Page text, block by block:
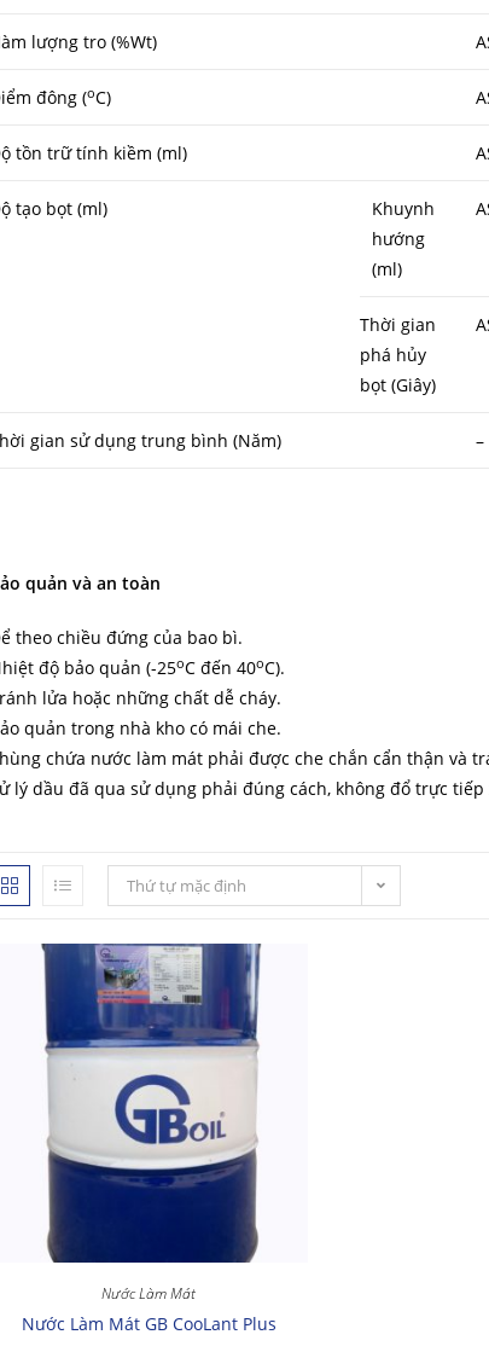
lượng tro (%Wt)
đông (oC)
tồn trữ tính kiềm (ml)
tạo bọt (ml)
Khuynh
hướng
(ml)
Thời gian
phá hủy
bọt (Giây)
gian sử dụng trung bình (Năm) –
quản và an toàn
theo chiều đứng của bao bì.
độ bảo quản (-25oC đến 40oC).
lửa hoặc những chất dễ cháy.
quản trong nhà kho có mái che.
chứa nước làm mát phải được che chắn cẩn thận và
lý dầu đã qua sử dụng phải đúng cách, không đổ trực
Thứ tự mặc định
Nước Làm Mát
Nước Làm Mát GB CooLant Plus